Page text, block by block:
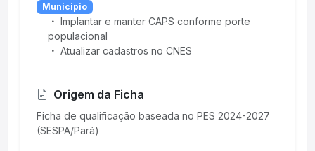
Municipio
Implantar e manter CAPS conforme porte
populacional
Atualizar cadastros no CNES
Origem da Ficha
Ficha de qualificação baseada no PES 2024-2027
(SESPA/Pará)